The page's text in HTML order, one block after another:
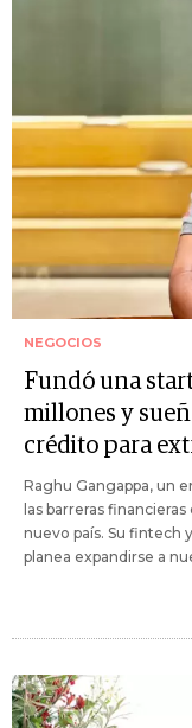
NEGOCIOS
Fundó una
millones y
crédito para
Raghu Gangappa, un
las barreras
nuevo país. Su fintech
planea expandirse a